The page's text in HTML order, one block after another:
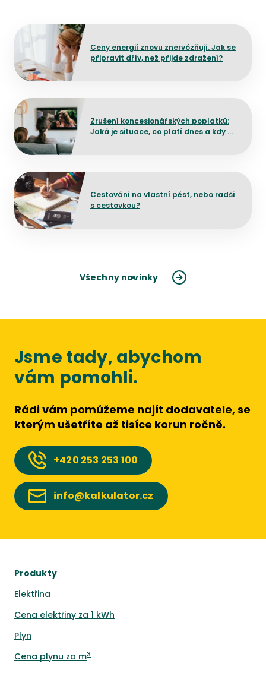
Ceny energií znovu znervózňují. Jak se
připravit dřív, než přijde zdražení?
Přejít na detail článku
Zrušení koncesionářských poplatků:
Jaká je situace, co platí dnes a kdy by
Přejít na detail článku
Cestování na vlastní pěst, nebo radši
s cestovkou?
Přejít na detail článku
Všechny novinky
Jsme tady, abychom
vám pomohli.
Rádi vám pomůžeme najít dodavatele, se
kterým ušetříte až tisíce korun ročně.
+420 253 253 100
info@kalkulator.cz
Produkty
Elektřina
Cena elektřiny za 1 kWh
Plyn
Cena plynu za m3